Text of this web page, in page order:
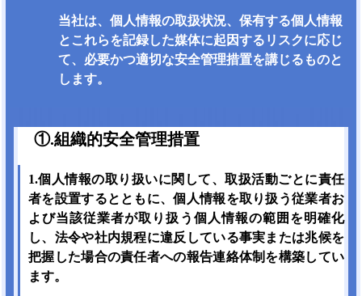
当社は、個人情報の取扱状況、保有する個人情報
とこれらを記録した媒体に起因するリスクに応じ
て、必要かつ適切な安全管理措置を講じるものと
します。
①.組織的安全管理措置
1.個人情報の取り扱いに関して、取扱活動ごとに責任
者を設置するとともに、個人情報を取り扱う従業者お
よび当該従業者が取り扱う個人情報の範囲を明確化
し、法令や社内規程に違反している事実または兆候を
把握した場合の責任者への報告連絡体制を構築してい
ます。